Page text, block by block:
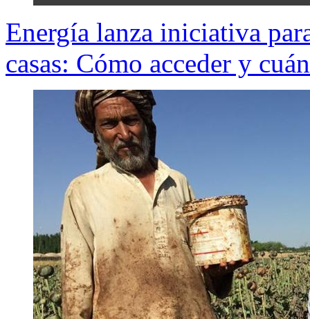
Energía lanza iniciativa
casas: Cómo acceder y